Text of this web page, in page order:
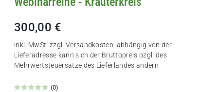
300,00 €
inkl. MwSt. zzgl. Versandkosten , abhängig von der
Lieferadresse kann sich der Bruttopreis bzgl. des
Mehrwertsteuersatze des Lieferlandes ändern
(0)